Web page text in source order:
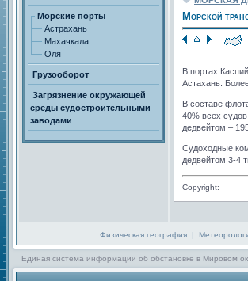
Морские порты
Астрахань
Махачкала
Оля
Грузооборот
Загрязнение окружающей
среды судостроительными
заводами
Морской
В портах
Астахань.
В составе
40% всех
дедвейтом –
Судоходные
дедвейтом 3-4
Copyright:
Физическая география|
Единая система информации об обстановке в Мировом